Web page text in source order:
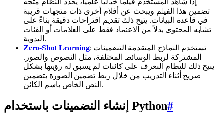
تضمين هذا الفيلم ويبحث عن أفلام أخرى ذات متجهات قريبة
في قاعدة البيانات. يتيح ذلك تقديم اقتراحات دقيقة بناءً على
تشابه المحتوى بدلاً من الاعتماد فقط على العلامات أو الفئات
اليدوية.
Zero-Shot Learning: تستخدم النماذج المتقدمة التضمينات
المشتركة لربط الوسائط المختلفة، مثل النصوص والصور.
يتيح ذلك للنظام التعرف على كائنات لم يسبق له رؤيتها بشكل
صريح أثناء التدريب من خلال ربط تضمين الصورة بتضمين
النص الخاص باسم الكائن.
إنشاء التضمينات باستخدام Python#